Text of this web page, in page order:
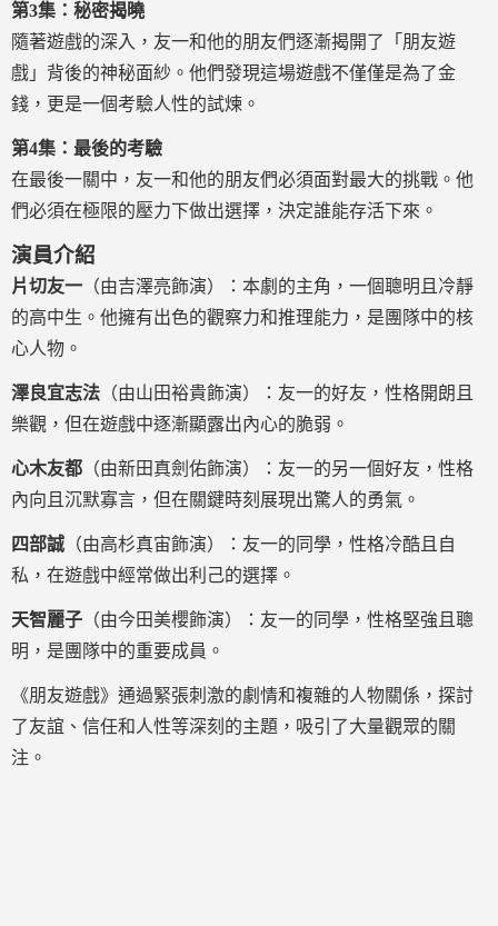
第3集：秘密揭曉
隨著遊戲的深入，友一和他的朋友們逐漸揭開了「朋友遊
戲」背後的神秘面紗。他們發現這場遊戲不僅僅是為了金
錢，更是一個考驗人性的試煉。
第4集：最後的考驗
在最後一關中，友一和他的朋友們必須面對最大的挑戰。他
們必須在極限的壓力下做出選擇，決定誰能存活下來。
演員介紹
片切友一 （由吉澤亮飾演）：本劇的主角，一個聰明且冷靜
的高中生。他擁有出色的觀察力和推理能力，是團隊中的核
心人物。
澤良宜志法 （由山田裕貴飾演）：友一的好友，性格開朗且
樂觀，但在遊戲中逐漸顯露出內心的脆弱。
心木友都 （由新田真劍佑飾演）：友一的另一個好友，性格
內向且沉默寡言，但在關鍵時刻展現出驚人的勇氣。
四部誠 （由高杉真宙飾演）：友一的同學，性格冷酷且自
私，在遊戲中經常做出利己的選擇。
天智麗子 （由今田美櫻飾演）：友一的同學，性格堅強且聰
明，是團隊中的重要成員。
《朋友遊戲》通過緊張刺激的劇情和複雜的人物關係，探討
了友誼、信任和人性等深刻的主題，吸引了大量觀眾的關
注。